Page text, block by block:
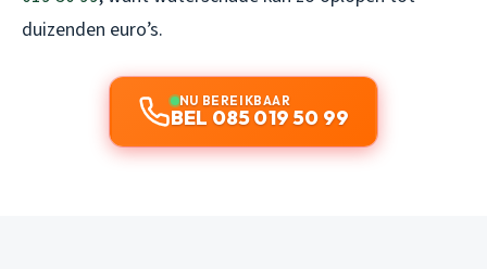
duizenden euro’s.
NU BEREIKBAAR
BEL 085 019 50 99